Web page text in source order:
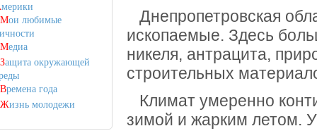
Днепропетровская
ископаемые. Здесь
никеля, антрацита,
строительных
Климат умеренно
зимой и жарким летом.
мерики
Мои любимые
Медиа
Защита окружающей
Времена года
Жизнь молодежи